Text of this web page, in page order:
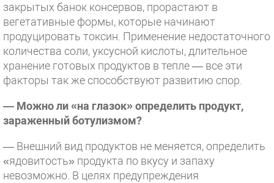
закрытых банок консервов, прорастают в
вегетативные формы, которые начинают
продуцировать токсин. Применение недостаточного
количества соли, уксусной кислоты, длительное
хранение готовых продуктов в тепле — все эти
факторы так же способствуют развитию спор.
— Можно ли «на глазок» определить продукт,
зараженный ботулизмом?
— Внешний вид продуктов не меняется, определить
«ядовитость» продукта по вкусу и запаху
невозможно. В целях предупреждения